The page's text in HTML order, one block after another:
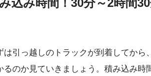
込み時間！30分～2時間
は引っ越しのトラックが到着してか
るのか見ていきましょう。積み込み